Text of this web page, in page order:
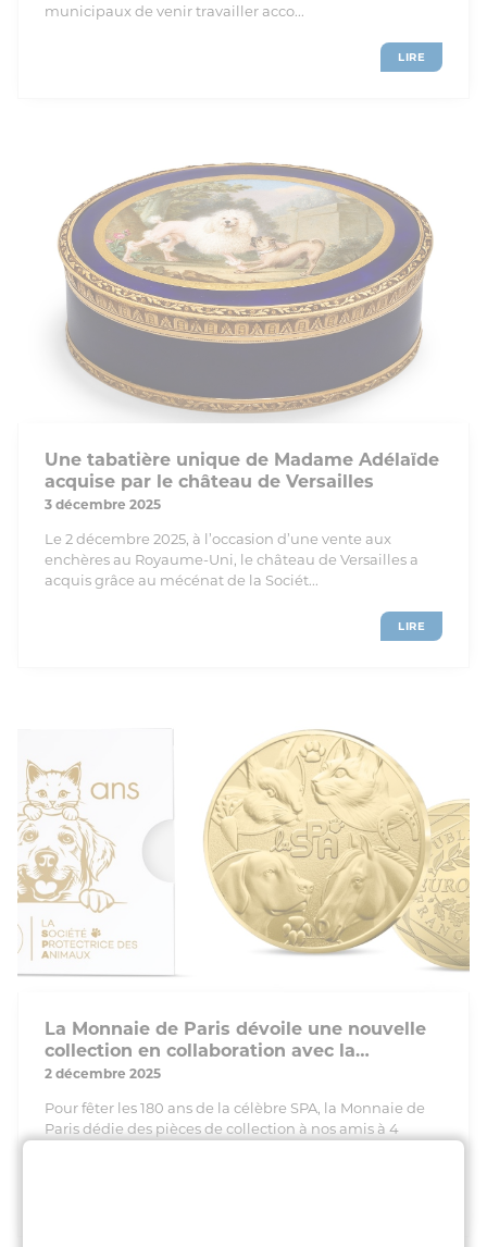
municipaux de venir travailler acco...
LIRE
Une tabatière unique de Madame Adélaïde
acquise par le château de Versailles
3 décembre 2025
Le 2 décembre 2025, à l’occasion d’une vente aux
enchères au Royaume-Uni, le château de Versailles a
acquis grâce au mécénat de la Sociét...
LIRE
La Monnaie de Paris dévoile une nouvelle
collection en collaboration avec la…
2 décembre 2025
Pour fêter les 180 ans de la célèbre SPA, la Monnaie de
Paris dédie des pièces de collection à nos amis à 4